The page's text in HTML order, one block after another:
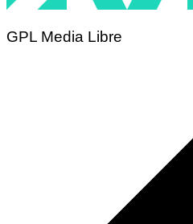
GPL Media Libre